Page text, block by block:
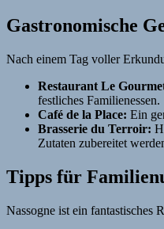
Gastronomische
Nach einem Tag voller
Restaurant Le
festliches Familienessen.
Café de la Place: Ein
Brasserie du Terroir:
Zutaten zubereitet
Tipps für
Nassogne ist ein fantastisches